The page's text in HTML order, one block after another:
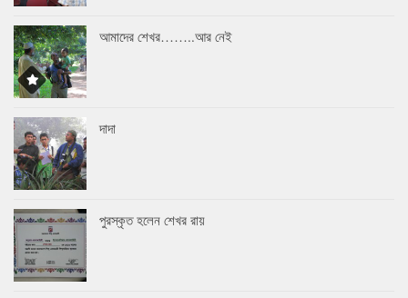
আমাদের শেখর……..আর নেই
দাদা
পুরস্কৃত হলেন শেখর রায়